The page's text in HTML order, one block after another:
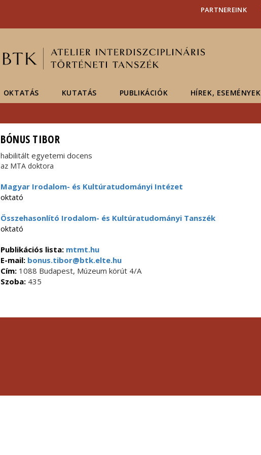
sajtóban
PARTNEREINK
OKTATÁS KUTATÁS PUBLIKÁCIÓK HÍREK, ESEMÉNYEK
BÓNUS TIBOR
habilitált egyetemi docens
az MTA doktora
Magyar Irodalom- és Kultúratudományi Intézet
oktató
Összehasonlító Irodalom- és Kultúratudományi Tanszék
oktató
Publikációs lista: mtmt.hu
E-mail:bonus.tibor@btk.elte.hu
Cím:1088 Budapest, Múzeum körút 4/A
Szoba:435